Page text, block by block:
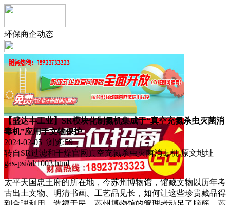
环保商企动态
【盛达丰工业】SR模块化制氮机集成于“真空充氮杀虫灭菌消
毒机”应用于文物保护
2024-02-05 浏览:59
转自SR过滤和干燥官网真空充氮杀虫灭菌消毒机 原文地址
gas-psi/al/1003.html
太平天国忠王府的所在地，今苏州博物馆，馆藏文物以历年考
古出土文物、明清书画、工艺品见长，如何让这些珍贵藏品得